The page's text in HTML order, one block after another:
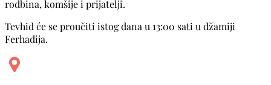
rodbina, komšije i prijatelji.
Tevhid će se proučiti istog dana u 13:00 sati u džamiji
Ferhadija.